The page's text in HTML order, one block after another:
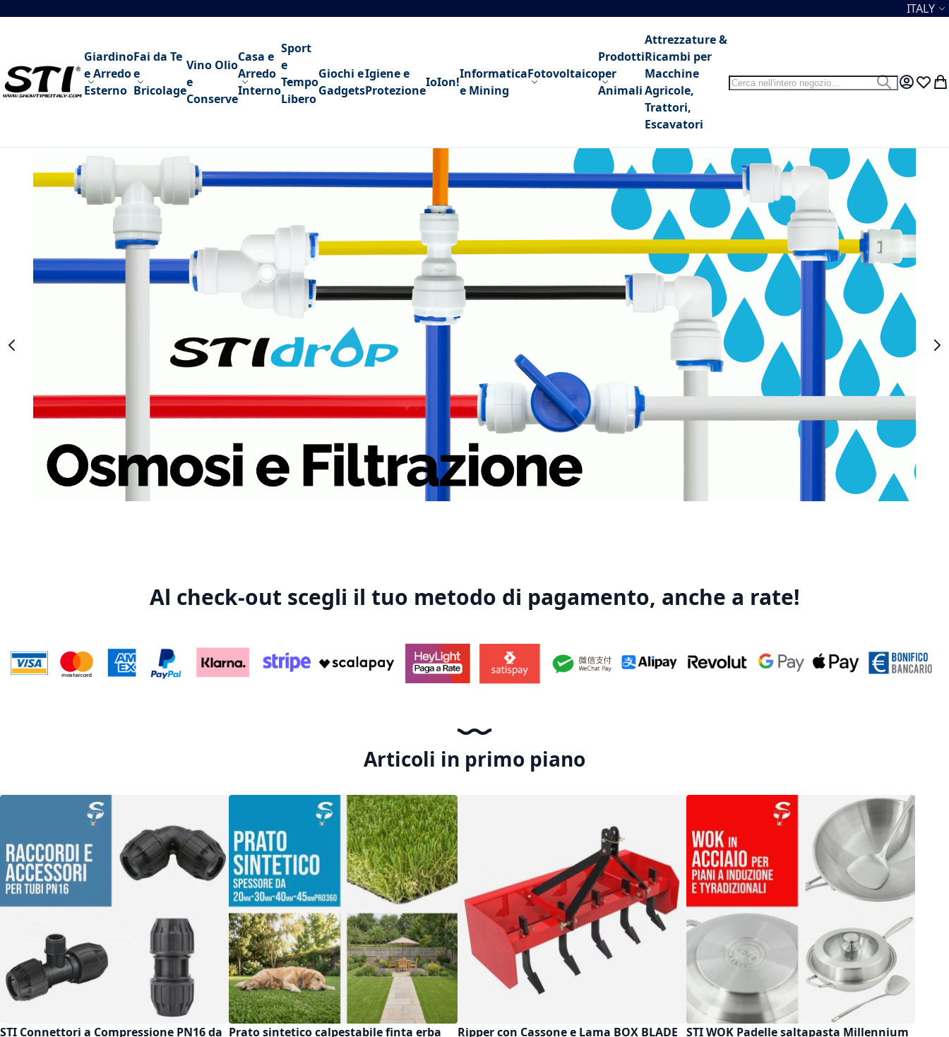
Salta al contenuto Lingua
ITALY
Giardino
e Arredo
Esterno
Fai da Te
e
Bricolage
Vino Olio
e
Conserve
Casa e
Arredo
Interno
Sport
e
Tempo
Libero
Giochi e
Gadgets
Igiene e
Protezione
IoIon!
Informatica
e Mining
Fotovoltaico
Prodotti
per
Animali
Attrezzature &
Ricambi per
Macchine
Agricole,
Trattori,
Escavatori
Search
Search
My Lista
Al check-out scegli il tuo metodo di pagamento, anche a rate!
Articoli in primo piano
STI Connettori a Compressione PN16 da Prato sintetico calpestabile finta erba
Ripper con Cassone e Lama BOX BLADE STI WOK Padelle saltapasta Millennium